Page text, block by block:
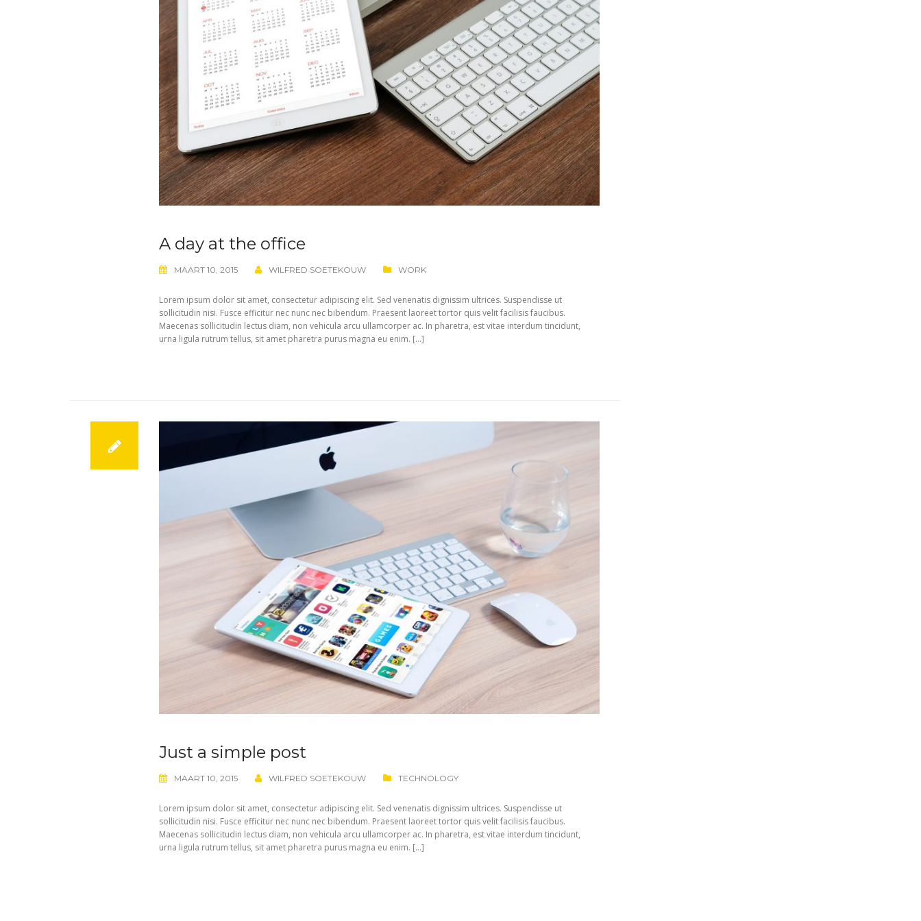
A day at the office
MAART 10, 2015 WILFRED SOETEKOUW WORK
Lorem ipsum dolor sit amet, consectetur adipiscing elit. Sed venenatis dignissim ultrices. Suspendisse ut
sollicitudin nisi. Fusce efficitur nec nunc nec bibendum. Praesent laoreet tortor quis velit facilisis faucibus.
Maecenas sollicitudin lectus diam, non vehicula arcu ullamcorper ac. In pharetra, est vitae interdum tincidunt,
urna ligula rutrum tellus, sit amet pharetra purus magna eu enim. […]
Just a simple post
MAART 10, 2015 WILFRED SOETEKOUW TECHNOLOGY
Lorem ipsum dolor sit amet, consectetur adipiscing elit. Sed venenatis dignissim ultrices. Suspendisse ut
sollicitudin nisi. Fusce efficitur nec nunc nec bibendum. Praesent laoreet tortor quis velit facilisis faucibus.
Maecenas sollicitudin lectus diam, non vehicula arcu ullamcorper ac. In pharetra, est vitae interdum tincidunt,
urna ligula rutrum tellus, sit amet pharetra purus magna eu enim. […]